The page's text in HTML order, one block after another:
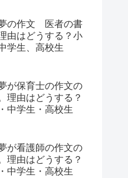
の作文 医者の書
由はどうする？小
学生、高校生
が保育士の作文の
理由はどうする？
中学生・高校生
が看護師の作文の
理由はどうする？
中学生・高校生